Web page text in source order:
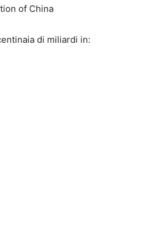
of China
di miliardi in: